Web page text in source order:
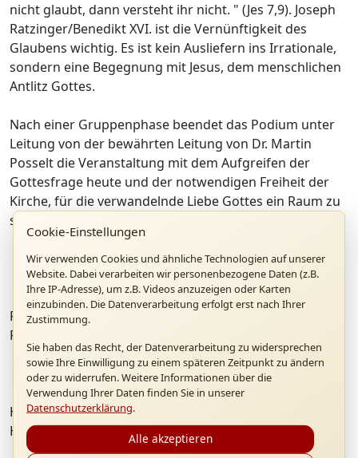
nicht glaubt, dann versteht ihr nicht. " (Jes 7,9). Joseph
Ratzinger/Benedikt XVI. ist die Vernünftigkeit des
Glaubens wichtig. Es ist kein Ausliefern ins Irrationale,
sondern eine Begegnung mit Jesus, dem menschlichen
Antlitz Gottes.
Nach einer Gruppenphase beendet das Podium unter
Leitung von der bewährten Leitung von Dr. Martin
Posselt die Veranstaltung mit dem Aufgreifen der
Gottesfrage heute und der notwendigen Freiheit der
Kirche, für die verwandelnde Liebe Gottes ein Raum zu
sein.
Foto Vorschau: Brigitta Neckermann-Lipp
Foto Text: Barbara Maria Stallbauer
Hier der Vortrag von Prof. Wohlmuth zum
Herunterladen.
Cookie-Einstellungen
Wir verwenden Cookies und ähnliche Technologien auf unserer
Website. Dabei verarbeiten wir personenbezogene Daten (z.B.
Ihre IP-Adresse), um z.B. Videos anzuzeigen oder Karten
einzubinden. Die Datenverarbeitung erfolgt erst nach Ihrer
Zustimmung.
Sie haben das Recht, der Datenverarbeitung zu widersprechen
sowie Ihre Einwilligung zu einem späteren Zeitpunkt zu ändern
oder zu widerrufen. Weitere Informationen über die
Verwendung Ihrer Daten finden Sie in unserer
Datenschutzerklärung.
Alle akzeptieren